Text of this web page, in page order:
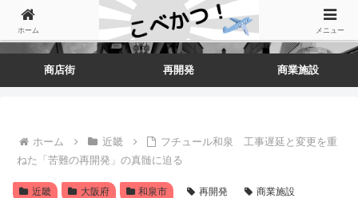
商店街 再開発 商業施設
ホーム 近畿
フチュール和泉 工事遅延と変更を重
ねた「苦難の再開発」の真髄に迫る
近畿 大阪府 和泉市 再開発 商業施設
ホーム メニュー